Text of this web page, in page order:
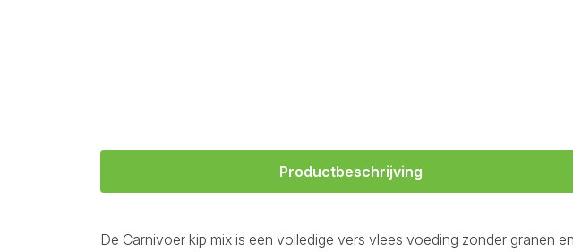
Productbeschrijving
De Carnivoer kip mix is een volledige vers vlees voeding zonder granen